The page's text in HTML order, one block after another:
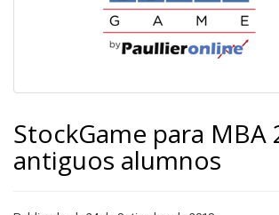
StockGame para MBA
antiguos alumnos